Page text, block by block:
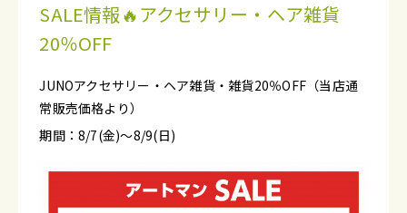
SALE情報🔥アクセサリー・ヘア雑貨
20％OFF
JUNOアクセサリー・ヘア雑貨・雑貨20％OFF（当店通
常販売価格より）
期間：8/7(金)～8/9(日)